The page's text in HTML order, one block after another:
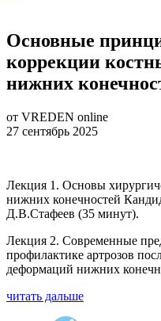
Основные
коррекции
нижних
от VREDEN online
27 сентябрь 2025
Лекция 1. Основы
нижних конечностей
Д.В.Стафеев (35 минут).
Лекция 2. Современные
профилактике артрозов
деформаций нижних
читать дальше